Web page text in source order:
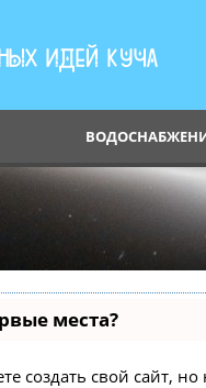
места?
создать свой сайт,